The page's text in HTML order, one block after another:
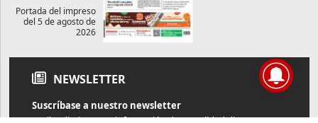
Portada del impreso
del 5 de agosto de
2026
NEWSLETTER
Suscríbase a nuestro newsletter
Reciba diariamente información de actualidad directamente en